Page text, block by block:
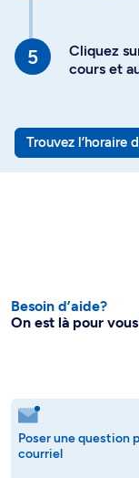
Cliquez
cours et
Trouvez l’horaire
Besoin d’aide?
On est là pour
Poser une question
courriel